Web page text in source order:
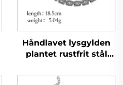
Håndlavet lysgylden
plantet rustfrit stål